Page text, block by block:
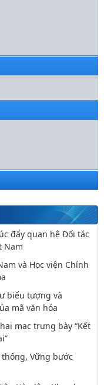
đẩy quan hệ Đối tác
và Học viện Chính
mã văn hóa
mạc trưng bày “Kết
Vững bước
Hàn lâm Khoa học
ương làm việc với
nối truyền thống
Việt Nam tổ chức